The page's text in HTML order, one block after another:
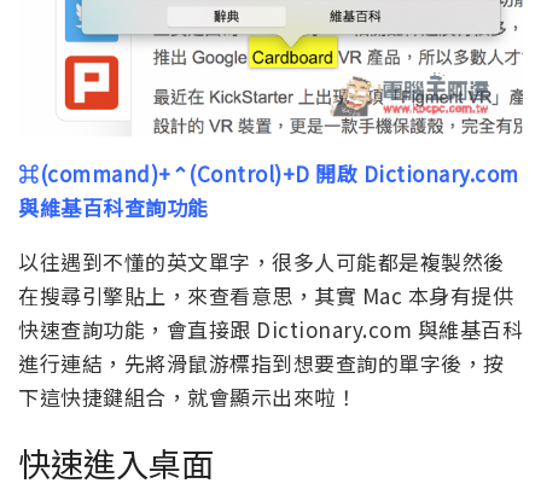
⌘(command)+⌃(Control)+D 開啟 Dictionary.com
與維基百科查詢功能
以往遇到不懂的英文單字，很多人可能都是複製然後
在搜尋引擎貼上，來查看意思，其實 Mac 本身有提供
快速查詢功能，會直接跟 Dictionary.com 與維基百科
進行連結，先將滑鼠游標指到想要查詢的單字後，按
下這快捷鍵組合，就會顯示出來啦！
快速進入桌面